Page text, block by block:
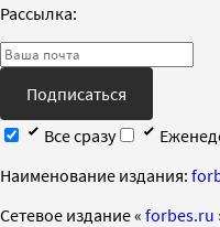
Рассылка:
Подписаться
Все сразу
Наименование издания:
Cетевое издание « forbes.ru